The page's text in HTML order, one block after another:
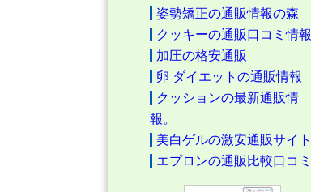
姿勢矯正の通販情報の森
クッキーの通販口コミ情報
加圧の格安通販
卵 ダイエットの通販情報
クッションの最新通販情
報。
美白ゲルの激安通販サイト
エプロンの通販比較口コミ